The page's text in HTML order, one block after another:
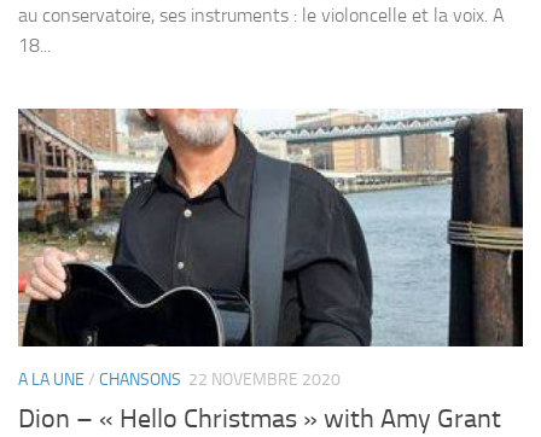
au conservatoire, ses instruments : le violoncelle et la voix. A
18...
A LA UNE / CHANSONS 22 NOVEMBRE 2020
Dion – « Hello Christmas » with Amy Grant